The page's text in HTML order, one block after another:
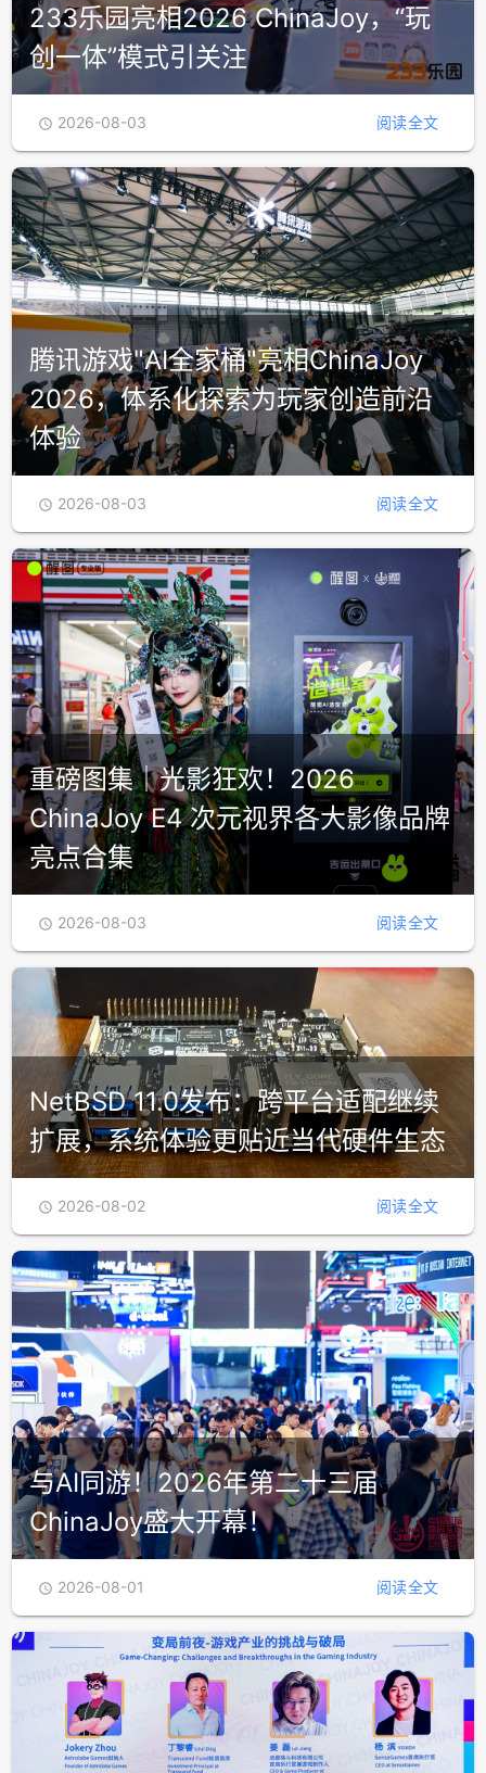
233乐园亮相2026 ChinaJoy，“玩
创一体”模式引关注
 2026-08-03 阅读全文
腾讯游戏"AI全家桶"亮相ChinaJoy
2026，体系化探索为玩家创造前沿
体验
 2026-08-03 阅读全文
重磅图集｜光影狂欢！2026
ChinaJoy E4 次元视界各大影像品牌
亮点合集
 2026-08-03 阅读全文
NetBSD 11.0发布：跨平台适配继续
扩展，系统体验更贴近当代硬件生态
 2026-08-02 阅读全文
与AI同游！2026年第二十三届
ChinaJoy盛大开幕！
 2026-08-01 阅读全文